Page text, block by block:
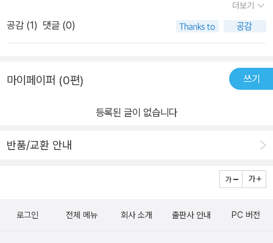
읽어볼 생각이다. <한국현대민족운동연구>는 이보다 자세하게 다룰
수는 없다 할 정도로 1945~48년 기간에 있었던 정치세력들의 운동
에 대하여 상세하고 심층적으로 다루고 있는 책이었다. 남한에서의
간,해방정국,미군정기 등으로 불리는 이 시기의 역사에 대해 관심있
시의 모든 신문들 등 워낙에 광범위한 자료를 섭렵했고 모든 인물,사
에 대해 대충은 알고 있는 사람이 읽기에 적당한 책이 아닐까 한다.저
한 노선,행태의 기원을 일제시대 그들의 활동에서 찾는다. 먼저 좌익
제라는 지령을 내렸다. 그런데 공산주의자들의 의식수준은 해방될 때
더보기
공감 (1) 댓글 (0)
마이페이퍼 (0편) 쓰기
등록된 글이 없습니다
반품/교환 안내
로그인 전체 메뉴 회사 소개 출판사 안내 PC 버전